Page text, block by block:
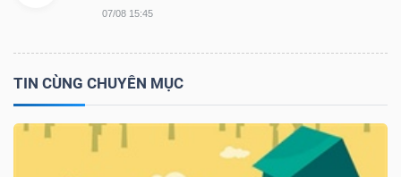
07/08 15:45
TIN CÙNG CHUYÊN MỤC